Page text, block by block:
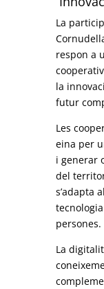
La
respon a
la
futur
Les
eina per
i generar
del
s’adapta
persones.
La